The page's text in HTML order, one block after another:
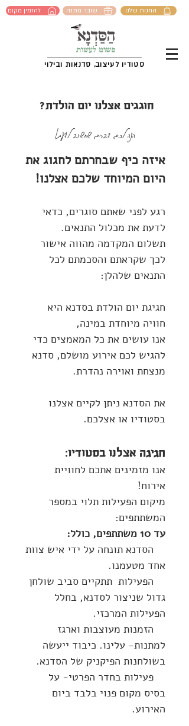
להזמין מקום שובר מתנה החנות שלנו
סטודיו לעיצוב, סדנאות ובילוי
חוגגים אצלנו יום הולדת?
הנה לכם דברים שחשוב לדעת!
איזה כיף שבחרתם לחגוג את
היום המיוחד שלכם אצלנו!
רגע לפני שאתם סוגרים, כדאי
לדעת את מכלול התנאים.
תשלום המקדמה מהווה אישור
לכך שקראתם והסכמתם לכל
התנאים שלהלן:
חגיגת יום הולדת בסדנא היא
חוויה מיוחדת במינה,
אנו עושים את כל המאמצים כדי
להגיש לכם אירוע מושלם, סדנא
מנצחת ואוירה נהדרת.
את הסדנא ניתן לקיים אצלנו
בסטודיו או אצלכם.
חגיגה אצלנו בסטודיו:
אנו מזמינים אתכם לחוויית
אירוח!
מיקום הפעילות תלוי במספר
המשתתפים:
עד 10 משתתפים, כולל:
הסדנא תונחה על ידי איש צוות
אחד מטעמנו.
הפעילות תתקיים סביב שולחן
גדול שניצור לסדנא, בחלל
הפעילות המרכזי.
הזמנות מעוצבות וארגז
למתנות- עלינו. כיבוד ייעשה
בשולחנות הפיקניק של הסדנא.
פעילות בחדר הפרטי- על
בסיס מקום פנוי בלבד ביום
האירוע.